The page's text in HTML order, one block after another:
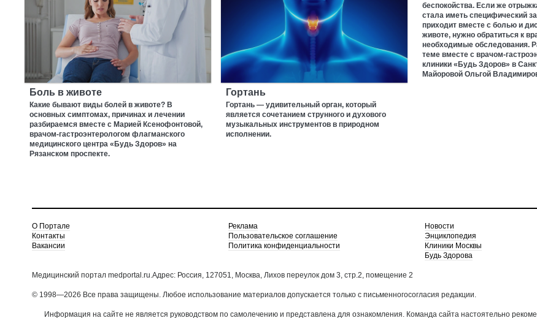
Боль в животе
Какие бывают виды болей в животе? В
основных симптомах, причинах и лечении
разбираемся вместе с Марией Ксенофонтовой,
врачом-гастроэнтерологом флагманского
медицинского центра «Будь Здоров» на
Рязанском проспекте.
Гортань
Гортань — удивительный орган, который
является сочетанием струнного и духового
музыкальных инструментов в природном
исполнении.
беспокойства. Если же
стала иметь специфический
приходит вместе с болью и
животе, нужно обратиться к
необходимые обследования.
теме вместе с врачом-
клиники «Будь Здоров» в
Майоровой Ольгой
О Портале
Контакты
Вакансии
Реклама
Пользовательское соглашение
Политика конфиденциальности
Новости
Энциклопедия
Клиники Москвы
Будь Здорова
Медицинский портал medportal.ru.Адрес: Россия, 127051, Москва, Лихов переулок дом 3, стр.2, помещение 2
© 1998—2026 Все права защищены. Любое использование материалов допускается только с письменногосогласия редакции.
Информация на сайте не является руководством по самолечению и представлена для ознакомления. Команда сайта настоятельно